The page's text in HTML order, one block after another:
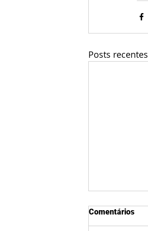
Posts recentes
Comentários